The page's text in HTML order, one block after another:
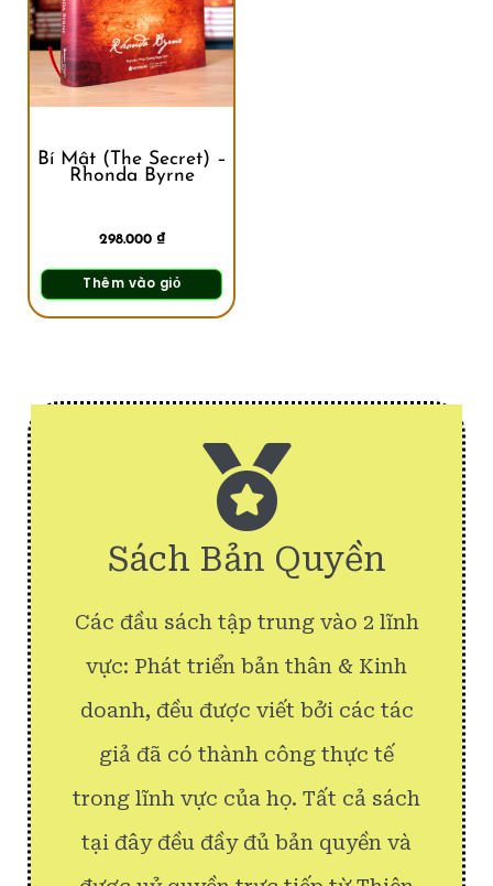
Bí Mật (The Secret) –
Rhonda Byrne
298.000 ₫
Thêm vào giỏ
Sách Bản Quyền
Các đầu sách tập trung vào 2 lĩnh
vực: Phát triển bản thân & Kinh
doanh, đều được viết bởi các tác
giả đã có thành công thực tế
trong lĩnh vực của họ. Tất cả sách
tại đây đều đầy đủ bản quyền và